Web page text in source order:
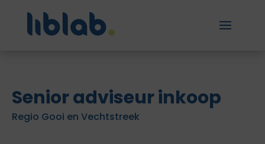
Senior adviseur inkoop
Regio Gooi en Vechtstreek